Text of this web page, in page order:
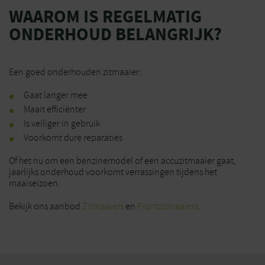
WAAROM IS REGELMATIG
ONDERHOUD BELANGRIJK?
Een goed onderhouden zitmaaier:
Gaat langer mee
Maait efficiënter
Is veiliger in gebruik
Voorkomt dure reparaties
Of het nu om een benzinemodel of een accuzitmaaier gaat,
jaarlijks onderhoud voorkomt verrassingen tijdens het
maaiseizoen.
Bekijk ons aanbod Zitmaaiers en Frontzitmaaiers.